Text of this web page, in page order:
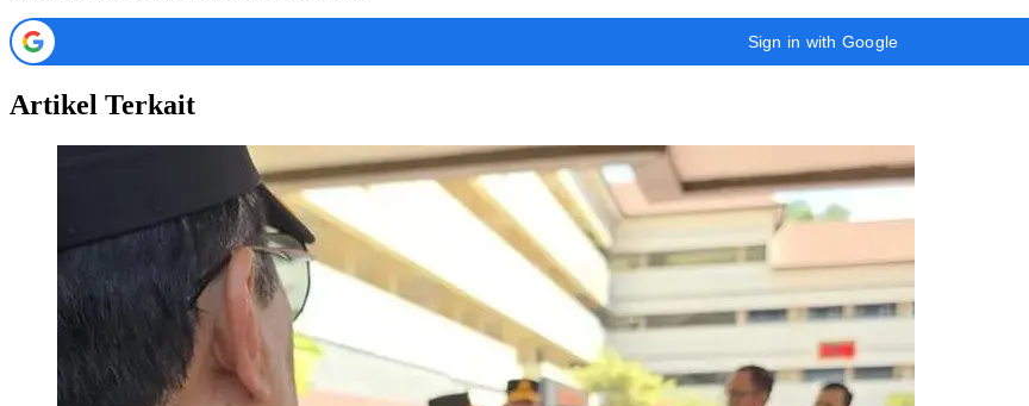
Sign in with Google
Artikel Terkait